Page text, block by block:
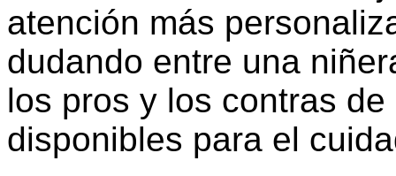
atención más
dudando entre una
los pros y los contras
disponibles para el